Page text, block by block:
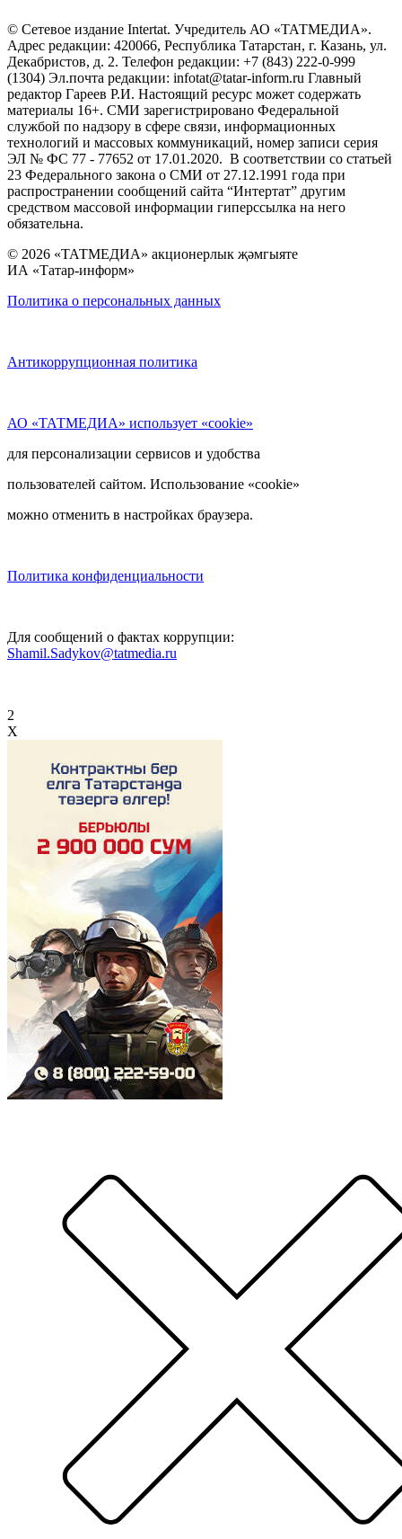
© Сетевое издание Intertat. Учредитель АО «ТАТМЕДИА».
Адрес редакции: 420066, Республика Татарстан, г. Казань, ул.
Декабристов, д. 2. Телефон редакции: +7 (843) 222-0-999
(1304) Эл.почта редакции: infotat@tatar-inform.ru Главный
редактор Гареев Р.И. Настоящий ресурс может содержать
материалы 16+. СМИ зарегистрировано Федеральной
службой по надзору в сфере связи, информационных
технологий и массовых коммуникаций, номер записи серия
ЭЛ № ФС 77 - 77652 от 17.01.2020. В соответствии со статьей
23 Федерального закона о СМИ от 27.12.1991 года при
распространении сообщений сайта “Интертат” другим
средством массовой информации гиперссылка на него
обязательна.
© 2026 «ТАТМЕДИА» акционерлык җәмгыяте
ИА «Татар-информ»
Политика о персональных данных
Антикоррупционная политика
АО «ТАТМЕДИА» использует «cookie»
для персонализации сервисов и удобства
пользователей сайтом. Использование «cookie»
можно отменить в настройках браузера.
Политика конфиденциальности
Для сообщений о фактах коррупции:
Shamil.Sadykov@tatmedia.ru
2
X